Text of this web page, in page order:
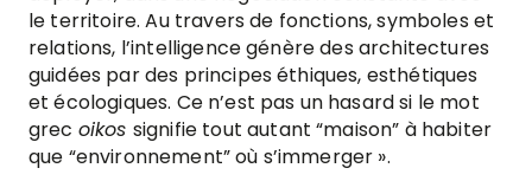
le territoire. Au travers de fonctions, symboles et
relations, l’intelligence génère des architectures
guidées par des principes éthiques, esthétiques
et écologiques. Ce n’est pas un hasard si le mot
grec oikos signifie tout autant “maison” à habiter
que “environnement” où s’immerger ».